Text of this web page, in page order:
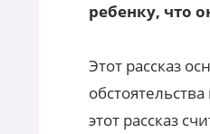
ребенку, что
Этот рассказ
этот рассказ